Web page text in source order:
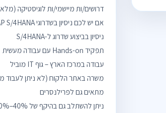
ניסיון בביצוע שדרוג ל-S/4HANA
תפקיד Hands-on עם עבודה מעשית
עבודה במרכז הארץ – גוף IT מוביל
מתאים גם לפרילנסרים